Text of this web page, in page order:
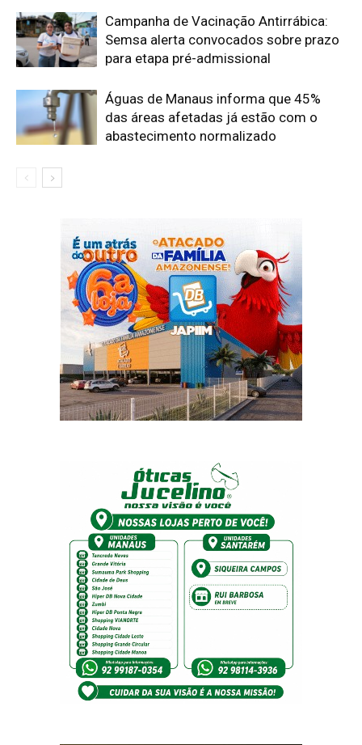
Campanha de Vacinação Antirrábica:
Semsa alerta convocados sobre prazo
para etapa pré-admissional
Águas de Manaus informa que 45%
das áreas afetadas já estão com o
abastecimento normalizado